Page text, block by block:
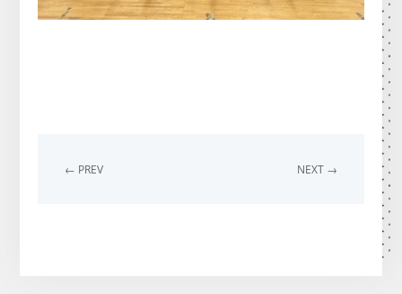
← PREV NEXT →